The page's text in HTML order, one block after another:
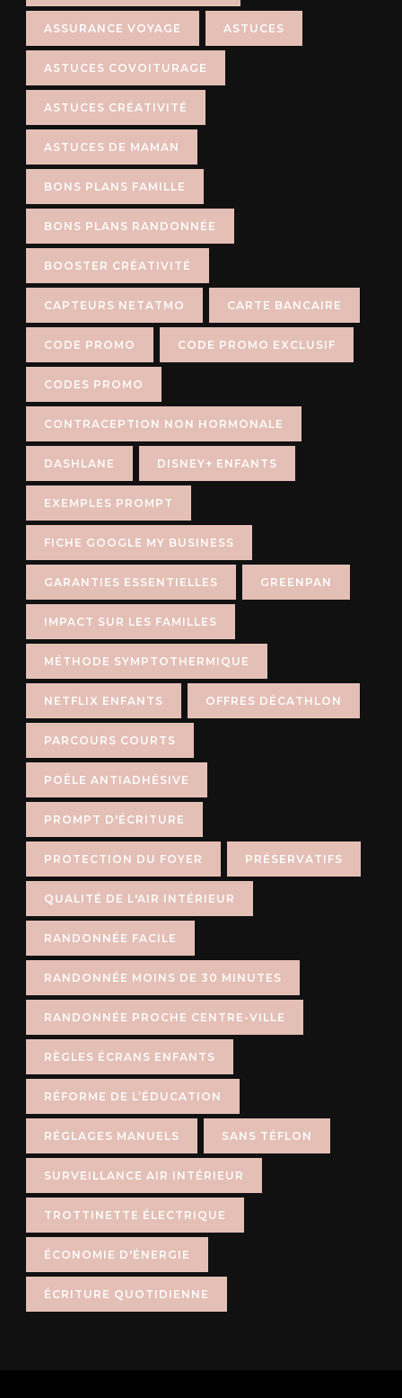
ASSURANCE VOYAGE ASTUCES
ASTUCES COVOITURAGE
ASTUCES CRÉATIVITÉ
ASTUCES DE MAMAN
BONS PLANS FAMILLE
BONS PLANS RANDONNÉE
BOOSTER CRÉATIVITÉ
CAPTEURS NETATMO CARTE BANCAIRE
CODE PROMO CODE PROMO EXCLUSIF
CODES PROMO
CONTRACEPTION NON HORMONALE
DASHLANE DISNEY+ ENFANTS
EXEMPLES PROMPT
FICHE GOOGLE MY BUSINESS
GARANTIES ESSENTIELLES GREENPAN
IMPACT SUR LES FAMILLES
MÉTHODE SYMPTOTHERMIQUE
NETFLIX ENFANTS OFFRES DÉCATHLON
PARCOURS COURTS
POÊLE ANTIADHÉSIVE
PROMPT D'ÉCRITURE
PROTECTION DU FOYER PRÉSERVATIFS
QUALITÉ DE L'AIR INTÉRIEUR
RANDONNÉE FACILE
RANDONNÉE MOINS DE 30 MINUTES
RANDONNÉE PROCHE CENTRE-VILLE
RÈGLES ÉCRANS ENFANTS
RÉFORME DE L’ÉDUCATION
RÉGLAGES MANUELS SANS TÉFLON
SURVEILLANCE AIR INTÉRIEUR
TROTTINETTE ÉLECTRIQUE
ÉCONOMIE D'ÉNERGIE
ÉCRITURE QUOTIDIENNE